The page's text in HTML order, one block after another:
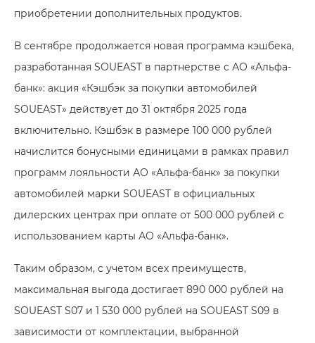
приобретении дополнительных продуктов.
В сентябре продолжается новая программа кэшбека,
разработанная SOUEAST в партнерстве с АО «Альфа-
банк»: акция «Кэшбэк за покупки автомобилей
SOUEAST» действует до 31 октября 2025 года
включительно. Кэшбэк в размере 100 000 рублей
начислится бонусными единицами в рамках правил
программ лояльности АО «Альфа-банк» за покупки
автомобилей марки SOUEAST в официальных
дилерских центрах при оплате от 500 000 рублей с
использованием карты АО «Альфа-банк».
Таким образом, с учетом всех преимуществ,
максимальная выгода достигает 890 000 рублей на
SOUEAST S07 и 1 530 000 рублей на SOUEAST S09 в
зависимости от комплектации, выбранной